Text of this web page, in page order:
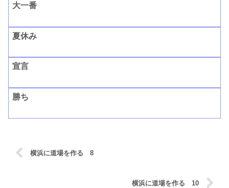
大一番
夏休み
宣言
勝ち
横浜に道場を作る 8
横浜に道場を作る 10